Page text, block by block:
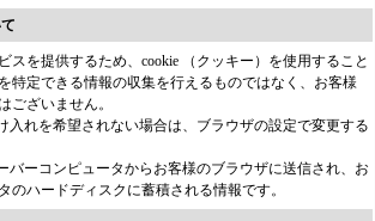
スを提供するため、cookie （クッキー）を使用すること
特定できる情報の収集を行えるものではなく、お客様
ございません。
入れを希望されない場合は、ブラウザの設定で変更する
バーコンピュータからお客様のブラウザに送信され、お
のハードディスクに蓄積される情報です。